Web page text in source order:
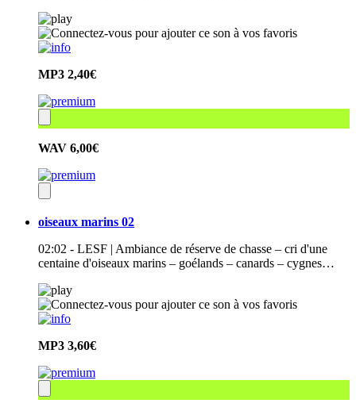
MP3 2,40€
WAV 6,00€
oiseaux marins 02
02:02 - LESF | Ambiance de réserve de chasse – cri d'une
centaine d'oiseaux marins – goélands – canards – cygnes…
MP3 3,60€